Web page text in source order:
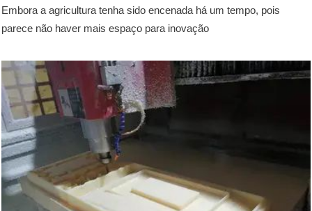
Embora a agricultura tenha sido encenada há um tempo, pois
parece não haver mais espaço para inovação